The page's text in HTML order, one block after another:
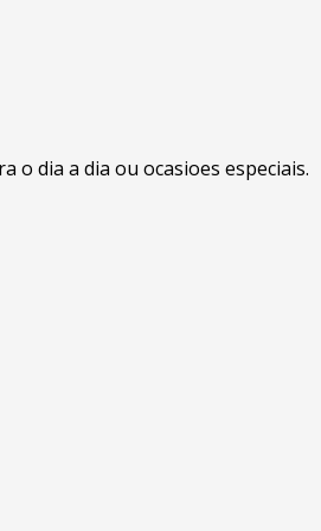
o dia a dia ou ocasioes especiais.